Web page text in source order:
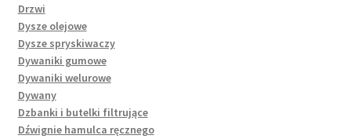
Drzwi
Dysze olejowe
Dysze spryskiwaczy
Dywaniki gumowe
Dywaniki welurowe
Dywany
Dzbanki i butelki filtrujące
Dźwignie hamulca ręcznego